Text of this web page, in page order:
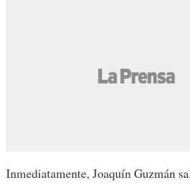
Inmediatamente, Joaquín Guzmán